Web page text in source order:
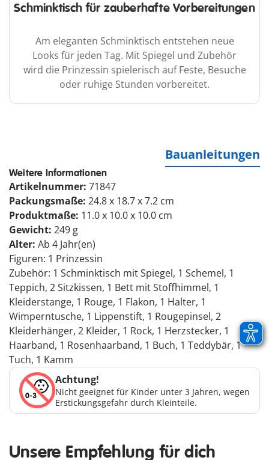
Schminktisch für zauberhafte Vorbereitungen
Am eleganten Schminktisch entstehen neue
Looks für jeden Tag. Mit Spiegel und Zubehör
wird die Prinzessin spielerisch auf Feste, Besuche
oder ruhige Stunden vorbereitet.
Bauanleitungen
Weitere Informationen
Artikelnummer: 71847
Packungsmaße: 24.8 x 18.7 x 7.2 cm
Produktmaße: 11.0 x 10.0 x 10.0 cm
Gewicht: 249 g
Alter: Ab 4 Jahr(en)
Figuren: 1 Prinzessin
Zubehör: 1 Schminktisch mit Spiegel, 1 Schemel, 1
Teppich, 2 Sitzkissen, 1 Bett mit Stoffhimmel, 1
Kleiderstange, 1 Rouge, 1 Flakon, 1 Halter, 1
Wimperntusche, 1 Lippenstift, 1 Rougepinsel, 2
Kleiderhänger, 2 Kleider, 1 Rock, 1 Herzstecker, 1
Haarband, 1 Rosenhaarband, 1 Buch, 1 Teddybär, 1
Tuch, 1 Kamm
Achtung!
Nicht geeignet für Kinder unter 3 Jahren, wegen
Erstickungsgefahr durch Kleinteile.
Unsere Empfehlung für dich